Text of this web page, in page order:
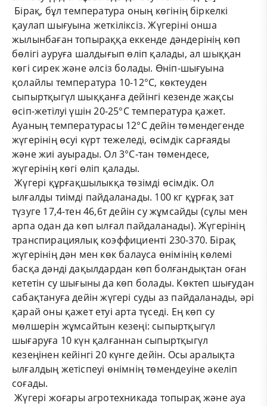
Бірақ, бұл температура оның көгінің біркелкі
қаулап шығуына жеткіліксіз. Жүгеріні онша
жылынбаған топыраққа еккенде дәндерінің көп
бөлігі ауруға шалдығып өліп қалады, ал шыққан
көгі сирек және әлсіз болады. Өніп-шығуына
қолайлы температура 10-12°С, көктеуден
сыпыртқыгүл шыққанға дейінгі кезенде жақсы
өсіп-жетілуі үшін 20-25°С температура қажет.
Ауаның температурасы 12°С дейін төмендегенде
жүгерінің өсуі күрт тежеледі, өсімдік сарғаяды
және жиі ауырады. Ол 3°С-тан төмендесе,
жүгерінің көгі өліп қалады.
Жүгері құрғақшылыкқа төзімді өсімдік. Ол
ылғалды тиімді пайдаланады. 100 кг құрғақ зат
түзуге 17,4-тен 46,6т дейін су жұмсайды (сұлы мен
арпа одан да көп ылғал пайдаланады). Жүгерінің
транспирациялық коэффициенті 230-370. Бірақ
жүгерінің дән мен көк балауса өнімінің көлемі
басқа дәнді дақылдардан көп болғандықтан оған
кететін су шығыны да көп болады. Көктеп шығудан
сабақтануға дейін жүгері суды аз пайдаланады, әрі
қарай оны қажет етуі арта түседі. Ең көп су
мөлшерін жұмсайтын кезеңі: сыпыртқыгүл
шығаруға 10 күн қалғаннан сыпыртқыгүл
кезеңінен кейінгі 20 күнге дейін. Осы аралықта
ылғалдың жетіспеуі өнімнің төмендеуіне әкеліп
соғады.
Жүгері жоғары агротехникада топырақ және ауа